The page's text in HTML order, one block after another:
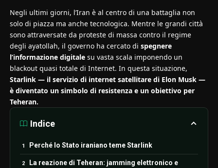
Negli ultimi giorni, l’Iran è al centro di una battaglia non
solo di piazza ma anche tecnologica. Mentre le grandi città
sono attraversate da proteste di massa contro il regime
degli ayatollah, il governo ha cercato di spegnere
l’informazione digitale su vasta scala imponendo un
blackout quasi totale di Internet. In questa situazione,
Starlink — il servizio di internet satellitare di Elon Musk —
è diventato un simbolo di resistenza e un obiettivo per
Teheran.
Indice
Perché lo Stato iraniano teme Starlink
La reazione di Teheran: jamming elettronico e